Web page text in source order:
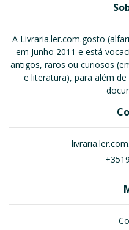
A Livraria.ler.com.gosto
em Junho 2011 e está
antigos, raros ou curiosos
e literatura), para além